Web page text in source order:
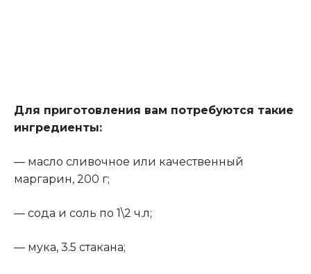
Для приготовления вам потребуются такие
ингредиенты:
— масло сливочное или качественный
маргарин, 200 г;
— сода и соль по 1\2 ч.л;
— мука, 3.5 стакана;